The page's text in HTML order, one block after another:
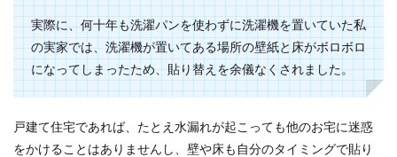
実際に、何十年も洗濯パンを使わずに洗濯機を置いていた私
の実家では、洗濯機が置いてある場所の壁紙と床がボロボロ
になってしまったため、貼り替えを余儀なくされました。
戸建て住宅であれば、たとえ水漏れが起こっても他のお宅に迷惑
をかけることはありませんし、壁や床も自分のタイミングで貼り